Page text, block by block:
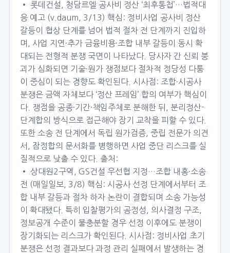
• 롯데건설, 청담르엘 공사비 정산 ‘최후통첩’…법적대
응 예고 (v.daum, 3/13) 핵심: 정비사업 공사비 정산
갈등이 협상 단계를 넘어 법적 절차 전 단계까지 진입하
며, 사업 지연·추가 금융비용·조합 내부 갈등이 동시 확
대되는 전형적 분쟁 국면이 나타났다. 당사자 간 신뢰 붕
괴가 심화되면 기술·원가 쟁점보다 절차적 정당성 다툼
이 중심이 되는 경향도 확인된다. 시사점: 조합·시공사
분쟁은 금액 자체보다 ‘정산 프레임’ 합의 여부가 핵심이
다. 쟁점을 공종·기간·책임주체로 분해한 뒤, 분리정산-
단계합의 방식으로 접근해야 장기 교착을 피할 수 있다.
또한 소송 전 단계에서 독립 원가검증, 중립 전문가 의견
서, 잠정합의 문서화를 병행하면 사업 중단 리스크를 실
질적으로 낮출 수 있다. 출처:
• 상대원2구역, GS건설 우선협 지정…조합 내홍·소송
전 (매일일보, 3/8) 핵심: 시공사 선정 단계에서부터 조
합 내부 갈등과 절차 하자 논란이 결합되며 소송 가능성
이 확대됐다. 특히 입찰평가의 공정성, 의사결정 구조,
정보공개 수준이 불충분할 경우 선정 이후에도 분쟁이
장기화되는 리스크가 확인된다. 시사점: 정비사업 초기
분쟁은 선정 결과보다 과정 관리 실패에서 발생하는 경